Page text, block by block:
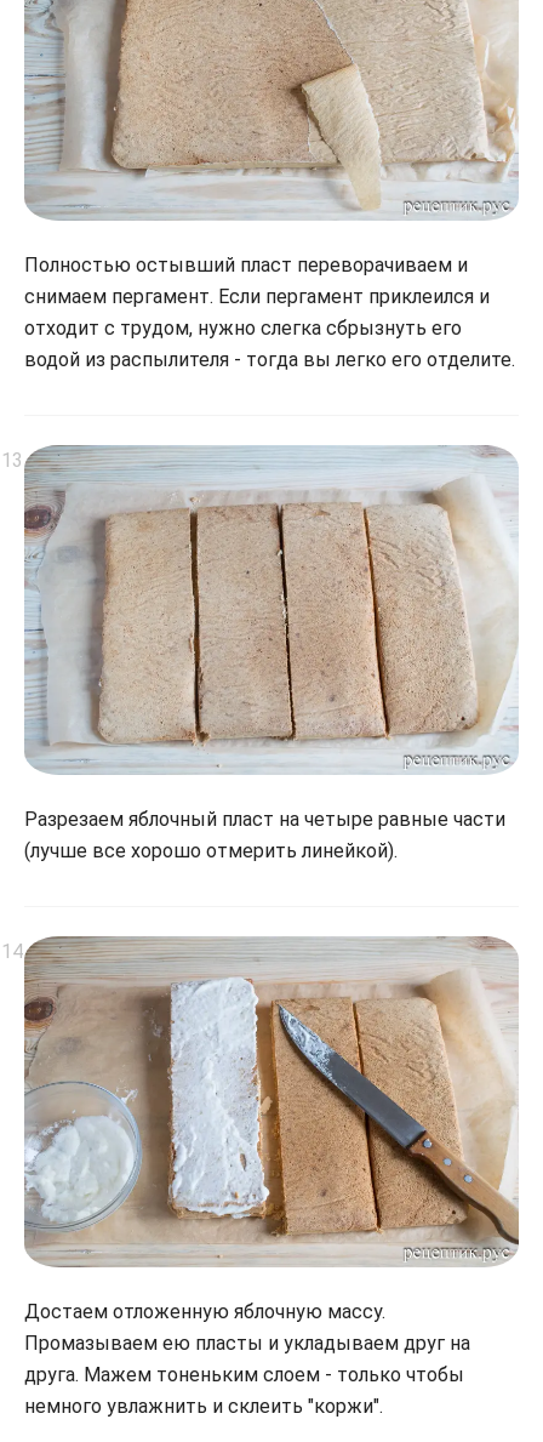
Полностью остывший пласт переворачиваем и
снимаем пергамент. Если пергамент приклеился и
отходит с трудом, нужно слегка сбрызнуть его
водой из распылителя - тогда вы легко его отделите.
Разрезаем яблочный пласт на четыре равные части
(лучше все хорошо отмерить линейкой).
Достаем отложенную яблочную массу.
Промазываем ею пласты и укладываем друг на
друга. Мажем тоненьким слоем - только чтобы
немного увлажнить и склеить "коржи".